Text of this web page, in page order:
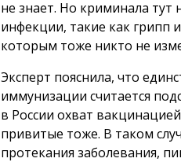
не знает. Но криминала тут
инфекции, такие как грипп
которым тоже никто не
Эксперт пояснила, что
иммунизации считается
в России охват
привитые тоже. В таком
протекания заболевания,